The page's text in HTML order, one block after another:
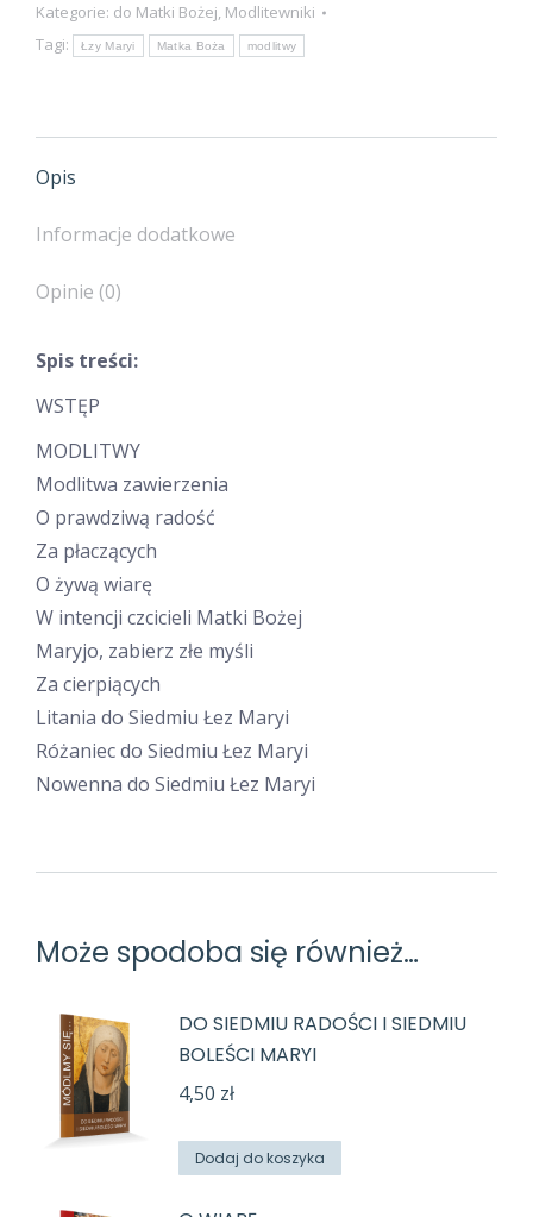
Matki
Bożej
Kategorie: do Matki Bożej, Modlitewniki
Tagi:
Łzy Maryi Matka Boża modlitwy
Opis
Informacje dodatkowe
Opinie (0)
Spis treści:
WSTĘP
MODLITWY
Modlitwa zawierzenia
O prawdziwą radość
Za płaczących
O żywą wiarę
W intencji czcicieli Matki Bożej
Maryjo, zabierz złe myśli
Za cierpiących
Litania do Siedmiu Łez Maryi
Różaniec do Siedmiu Łez Maryi
Nowenna do Siedmiu Łez Maryi
Może spodoba się również…
DO SIEDMIU RADOŚCI I SIEDMIU
BOLEŚCI MARYI
4,50 zł
Dodaj do koszyka